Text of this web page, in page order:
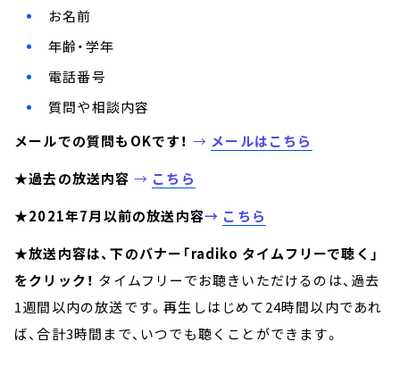
お名前
年齢・学年
電話番号
質問や相談内容
メールでの質問もOKです！ → メールはこちら
★過去の放送内容 → こちら
★2021年7月以前の放送内容→ こちら
★放送内容は、下のバナー「radiko タイムフリーで聴く」
をクリック！ タイムフリーでお聴きいただけるのは、過去
1週間以内の放送です。再生しはじめて24時間以内であれ
ば、合計3時間まで、いつでも聴くことができます。